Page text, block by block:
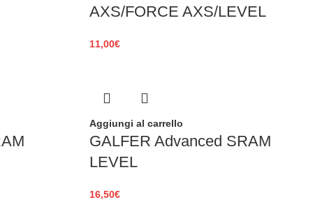
AXS/FORCE AXS/LEVEL
11,00€
Aggiungi al carrello
GALFER Advanced SRAM
LEVEL
16,50€